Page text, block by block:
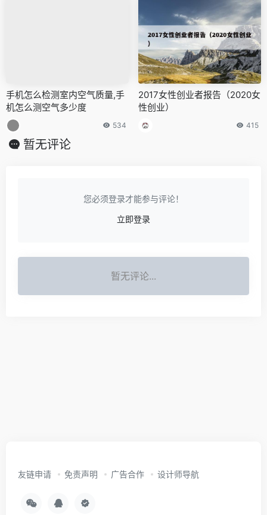
手机怎么检测室内空气质量,手
机怎么测空气多少度
534
2017女性创业者报告（2020女
性创业）
415
暂无评论
您必须登录才能参与评论！
立即登录
暂无评论...
友链申请 免责声明 广告合作 设计师导航